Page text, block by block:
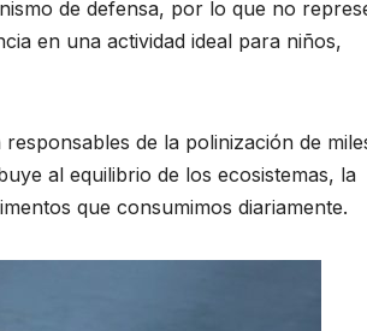
de defensa, por lo que no
en una actividad ideal para niños,
de la polinización de
al equilibrio de los ecosistemas, la
que consumimos diariamente.